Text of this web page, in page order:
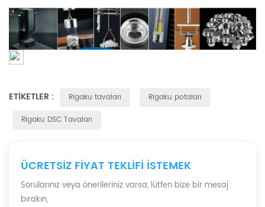
ETIKETLER : Rigaku tavaları
Rigaku potaları
Rigaku DSC Tavaları
ÜCRETSIZ FIYAT TEKLIFI ISTEMEK
Sorularınız veya önerileriniz varsa, lütfen bize bir mesaj
bırakın,